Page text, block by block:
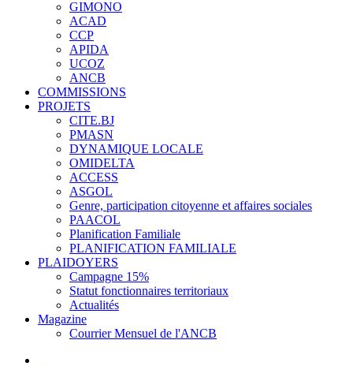
GIMONO
ACAD
CCP
APIDA
UCOZ
ANCB
COMMISSIONS
PROJETS
CITE.BJ
PMASN
DYNAMIQUE LOCALE
OMIDELTA
ACCESS
ASGOL
Genre, participation citoyenne et affaires sociales
PAACOL
Planification Familiale
PLANIFICATION FAMILIALE
PLAIDOYERS
Campagne 15%
Statut fonctionnaires territoriaux
Actualités
Magazine
Courrier Mensuel de l'ANCB